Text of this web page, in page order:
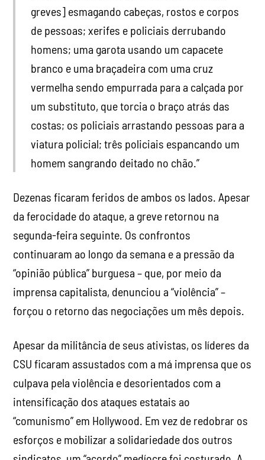
vermelha sendo empurrada para a calçada por
um substituto, que torcia o braço atrás das
costas; os policiais arrastando pessoas para a
viatura policial; três policiais espancando um
homem sangrando deitado no chão.”
Dezenas ficaram feridos de ambos os lados. Apesar
da ferocidade do ataque, a greve retornou na
segunda-feira seguinte. Os confrontos
continuaram ao longo da semana e a pressão da
“opinião pública” burguesa – que, por meio da
imprensa capitalista, denunciou a “violência” –
forçou o retorno das negociações um mês depois.
Apesar da militância de seus ativistas, os líderes da
CSU ficaram assustados com a má imprensa que os
culpava pela violência e desorientados com a
intensificação dos ataques estatais ao
“comunismo” em Hollywood. Em vez de redobrar os
esforços e mobilizar a solidariedade dos outros
sindicatos, um “acordo” medíocre foi costurado. A
CSU obteve o direito de organizar os cenógrafos,
mas a IATSE manteve a liberdade de frustrar suas
atividades, alegando jurisdição sobre diversas
tarefas de estúdio, paralisando efetivamente o